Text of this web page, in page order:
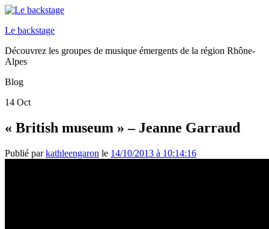
Le backstage
Découvrez les groupes de musique émergents de la région Rhône-
Alpes
Blog
14 Oct
« British museum » – Jeanne Garraud
Publié parkathleengaron le 14/10/2013 à 10:14:16